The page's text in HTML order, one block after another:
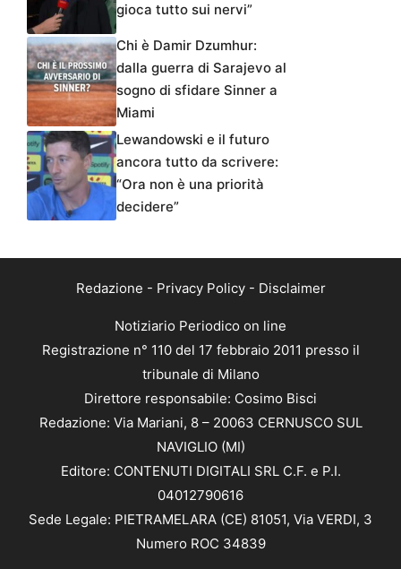
gioca tutto sui nervi”
Chi è Damir Dzumhur:
dalla guerra di Sarajevo al
sogno di sfidare Sinner a
Miami
Lewandowski e il futuro
ancora tutto da scrivere:
“Ora non è una priorità
decidere”
Redazione - Privacy Policy- Disclaimer
Notiziario Periodico on line
Registrazione n° 110 del 17 febbraio 2011 presso il
tribunale di Milano
Direttore responsabile: Cosimo Bisci
Redazione: Via Mariani, 8 – 20063 CERNUSCO SUL
NAVIGLIO (MI)
Editore: CONTENUTI DIGITALI SRL C.F. e P.I.
04012790616
Sede Legale: PIETRAMELARA (CE) 81051, Via VERDI, 3
Numero ROC 34839